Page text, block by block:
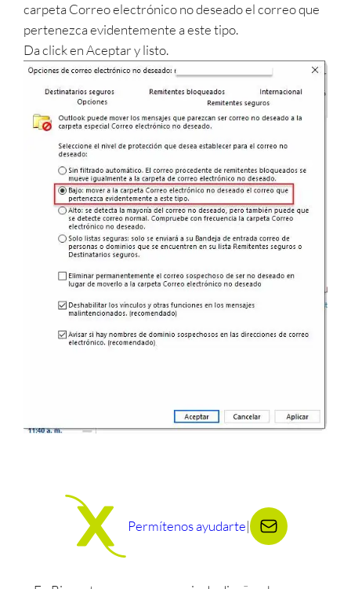
carpeta Correo electrónico no deseado el correo que
pertenezca evidentemente a este tipo.
Da click en Aceptar y listo.
Permítenos ayudarte|